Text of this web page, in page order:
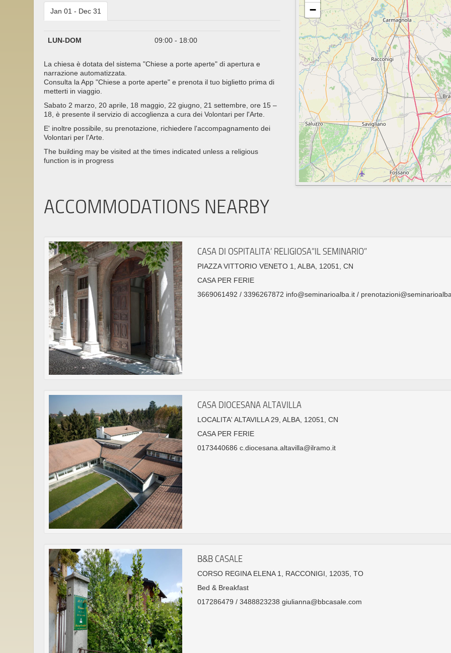
Jan 01 - Dec 31
LUN-DOM 09:00 - 18:00
La chiesa è dotata del sistema "Chiese a porte aperte" di apertura e
narrazione automatizzata.
Consulta la App "Chiese a porte aperte" e prenota il tuo biglietto prima di
metterti in viaggio.
Sabato 2 marzo, 20 aprile, 18 maggio, 22 giugno, 21 settembre, ore 15 –
18, è presente il servizio di accoglienza a cura dei Volontari per l'Arte.
E' inoltre possibile, su prenotazione, richiedere l'accompagnamento dei
Volontari per l'Arte.
The building may be visited at the times indicated unless a religious
function is in progress
−
ACCOMMODATIONS NEARBY
CASA DI OSPITALITA’ RELIGIOSA”IL SEMINARIO”
PIAZZA VITTORIO VENETO 1, ALBA, 12051, CN
CASA PER FERIE
3669061492 / 3396267872 info@seminarioalba.it /
CASA DIOCESANA ALTAVILLA
LOCALITA' ALTAVILLA 29, ALBA, 12051, CN
CASA PER FERIE
0173440686 c.diocesana.altavilla@ilramo.it
B&B CASALE
CORSO REGINA ELENA 1, RACCONIGI, 12035, TO
Bed & Breakfast
017286479 / 3488823238 giulianna@bbcasale.com